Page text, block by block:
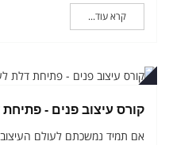
קרא עוד...
קורס עיצוב פנים -
אם תמיד נמשכתם לעולם